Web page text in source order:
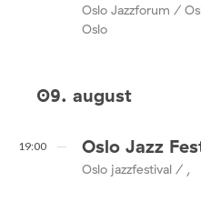
Oslo Jazzforum /
Oslo
09. august
19:00 Oslo Jazz
Oslo jazzfestival / ,